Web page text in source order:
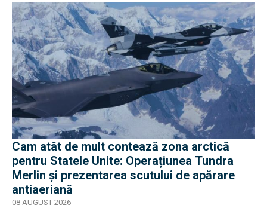
Cam atât de mult contează zona arctică
pentru Statele Unite: Operațiunea Tundra
Merlin şi prezentarea scutului de apărare
antiaeriană
08 AUGUST 2026